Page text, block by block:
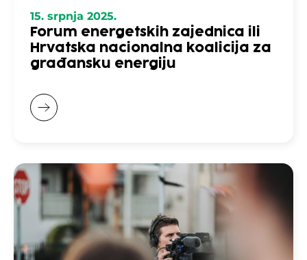
15. srpnja 2025.
Forum energetskih zajednica ili
Hrvatska nacionalna koalicija za
građansku energiju